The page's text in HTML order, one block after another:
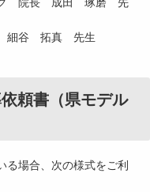
細谷 拓真 先生
頼書（県モデル
る場合、次の様式をご利